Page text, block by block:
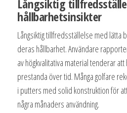
Långsiktig
hållbarhetsinsikter
Långsiktig tillfredsställelse med lätta
deras hållbarhet. Användare
av högkvalitativa material tenderar
prestanda över tid. Många golfare
i putters med solid konstruktion för
några månaders användning.